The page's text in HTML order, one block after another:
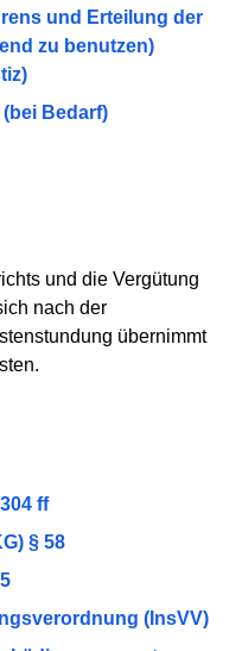
und Erteilung der
zu benutzen)
Bedarf)
und die Vergütung
nach der
übernimmt
ff
§ 58
(InsVV)